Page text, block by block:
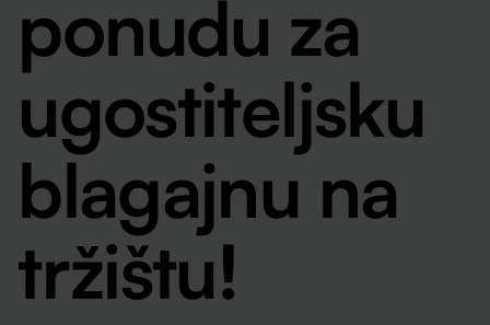
ponudu za
ugostiteljsku
blagajnu na
tržištu!